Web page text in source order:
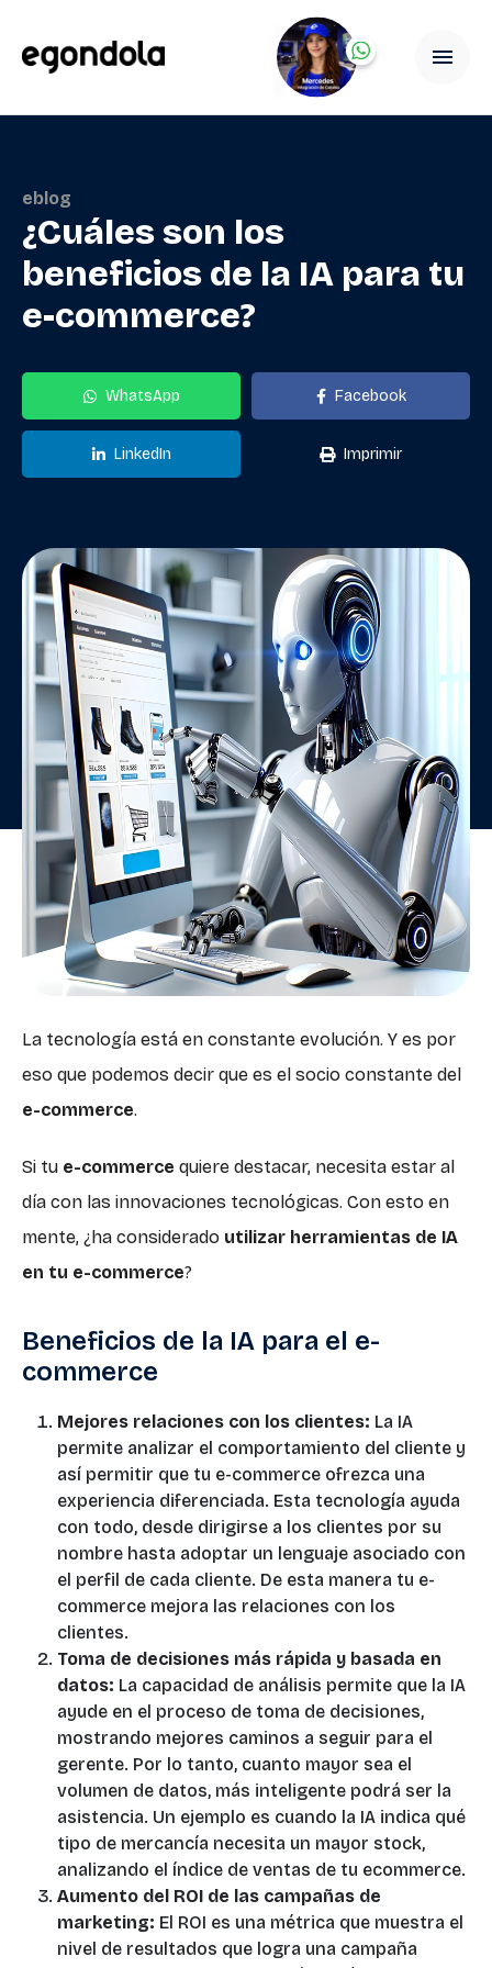
eblog
¿Cuáles son los
beneficios de la IA para tu
e-commerce?
WhatsApp Facebook
LinkedIn Imprimir
La tecnología está en constante evolución. Y es por
eso que podemos decir que es el socio constante del
e-commerce.
Si tu e-commerce quiere destacar, necesita estar al
día con las innovaciones tecnológicas. Con esto en
mente, ¿ha considerado utilizar herramientas de IA
en tu e-commerce?
Beneficios de la IA para el e-
commerce
Mejores relaciones con los clientes: La IA
permite analizar el comportamiento del cliente y
así permitir que tu e-commerce ofrezca una
experiencia diferenciada. Esta tecnología ayuda
con todo, desde dirigirse a los clientes por su
nombre hasta adoptar un lenguaje asociado con
el perfil de cada cliente. De esta manera tu e-
commerce mejora las relaciones con los
clientes.
Toma de decisiones más rápida y basada en
datos: La capacidad de análisis permite que la IA
ayude en el proceso de toma de decisiones,
mostrando mejores caminos a seguir para el
gerente. Por lo tanto, cuanto mayor sea el
volumen de datos, más inteligente podrá ser la
asistencia. Un ejemplo es cuando la IA indica qué
tipo de mercancía necesita un mayor stock,
analizando el índice de ventas de tu ecommerce.
Aumento del ROI de las campañas de
marketing: El ROI es una métrica que muestra el
nivel de resultados que logra una campaña